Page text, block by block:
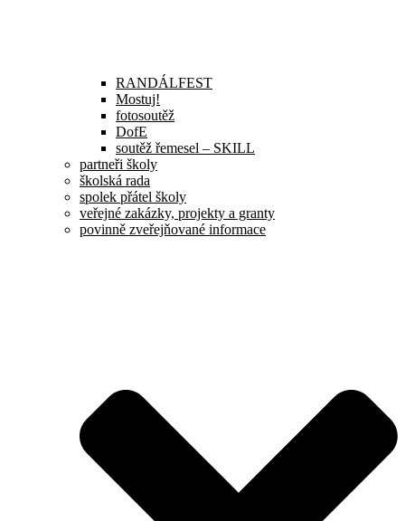
RANDÁLFEST
Mostuj!
fotosoutěž
DofE
soutěž řemesel – SKILL
partneři školy
školská rada
spolek přátel školy
veřejné zakázky, projekty a granty
povinně zveřejňované informace